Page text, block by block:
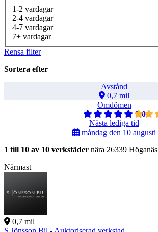
1-2 vardagar
2-4 vardagar
4-7 vardagar
7+ vardagar
Rensa filter
Sortera efter
Avstånd
0,7 mil
Omdömen
5,0
Nästa lediga tid
måndag den 10 augusti
1 till 10 av 10 verkstäder nära 26339 Höganäs
Närmast
0,7 mil